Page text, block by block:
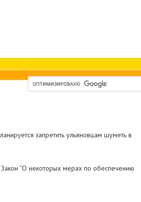
запретить ульяновцам шуметь в
“О некоторых мерах по обеспечению